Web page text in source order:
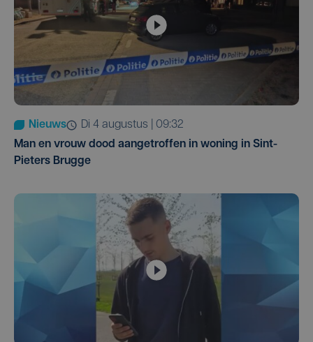
Nieuws
di 4 augustus | 09:32
Man en vrouw dood aangetroffen in woning in Sint-
Pieters Brugge